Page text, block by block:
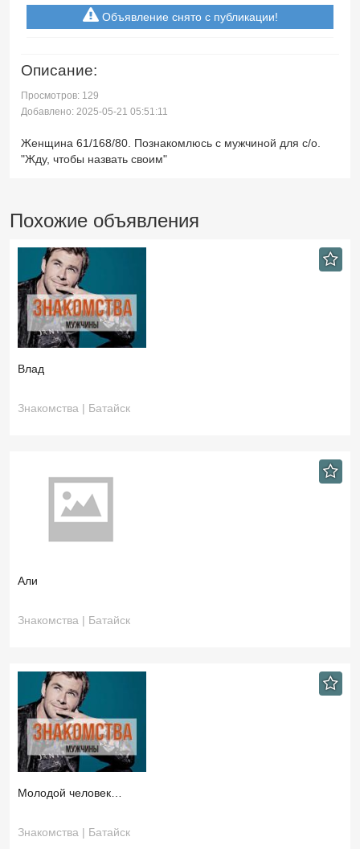
Объявление снято с публикации!
Описание:
Просмотров: 129
Добавлено: 2025-05-21 05:51:11
Женщина 61/168/80. Познакомлюсь с мужчиной для с/о.
"Жду, чтобы назвать своим"
Похожие объявления
Влад
Знакомства | Батайск
Али
Знакомства | Батайск
Молодой человек…
Знакомства | Батайск